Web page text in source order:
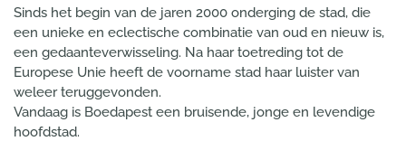
Sinds het begin van de jaren 2000 onderging de stad, die
een unieke en eclectische combinatie van oud en nieuw is,
een gedaanteverwisseling. Na haar toetreding tot de
Europese Unie heeft de voorname stad haar luister van
weleer teruggevonden.
Vandaag is Boedapest een bruisende, jonge en levendige
hoofdstad.